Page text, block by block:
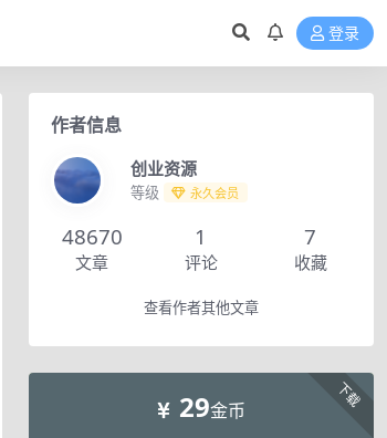
登录
作者信息
创业资源
等级 永久会员
48670
文章
1
评论
7
收藏
查看作者其他文章
下载
29金币